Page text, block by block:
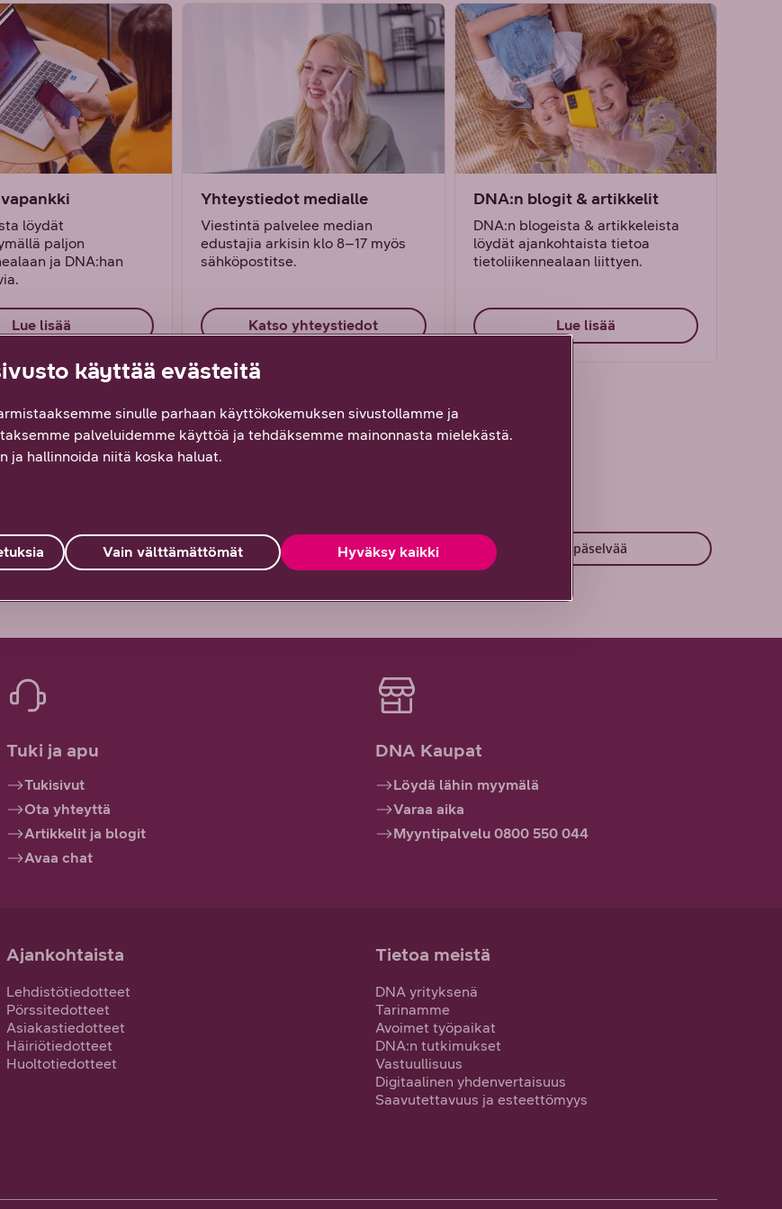
löydät
paljon
ja DNA:han
Lue lisää
Yhteystiedot medialle
Viestintä palvelee median
edustajia arkisin klo 8–17 myös
sähköpostitse.
Katso yhteystiedot
DNA:n blogit & artikkelit
DNA:n blogeista & artikkeleista
löydät ajankohtaista tietoa
tietoliikennealaan liittyen.
Lue lisää
on tärkeää!
Osittain En lainkaan Vähän epäselvää
Tuki ja apu
Tukisivut
Ota yhteyttä
Artikkelit ja blogit
Avaa chat
DNA Kaupat
Löydä lähin myymälä
Varaa aika
Myyntipalvelu 0800 550 044
Ajankohtaista
Lehdistötiedotteet
Pörssitedotteet
Asiakastiedotteet
Häiriötiedotteet
Huoltotiedotteet
Tietoa meistä
DNA yrityksenä
Tarinamme
Avoimet työpaikat
DNA:n tutkimukset
Vastuullisuus
Digitaalinen yhdenvertaisuus
Saavutettavuus ja esteettömyys
käyttää evästeitä
sinulle parhaan käyttökokemuksen sivustollamme ja
palveluidemme käyttöä ja tehdäksemme mainonnasta mielekästä.
ja hallinnoida niitä koska haluat.
Vain välttämättömät Hyväksy kaikki